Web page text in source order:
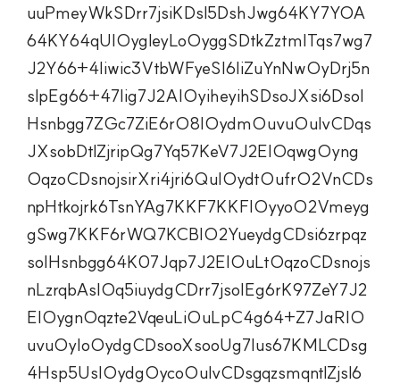
uuPmeyWkSDrr7jsiKDsl5DshJwg64KY7YOA
64KY64qUIOygleyLoOyggSDtkZztmITqs7wg7
J2Y66+4Iiwic3VtbWFyeSI6IiZuYnNwOyDrj5n
slpEg66+47Iig7J2AIOyiheyihSDsoJXsi6DsoI
Hsnbgg7ZGc7ZiE6rO8IOydmOuvuOulvCDqs
JXsobDtlZjripQg7Yq57KeV7J2EIOqwgOyng
OqzoCDsnojsirXri4jri6QuIOydtOufrO2VnCDs
npHtkojrk6TsnYAg7KKF7KKFIOyyoO2Vmeyg
gSwg7KKF6rWQ7KCBIO2YueydgCDsi6zrpqz
soIHsnbgg64K07Jqp7J2EIOuLtOqzoCDsnojs
nLzrqbAsIOq5iuydgCDrr7jsoIEg6rK97ZeY7J2
EIOygnOqzte2VqeuLiOuLpC4g64+Z7JaRIO
uvuOyIoOydgCDsooXsooUg7Ius67KMLCDsg
4Hsp5UsIOydgOycoOulvCDsgqzsmqntlZjsl6